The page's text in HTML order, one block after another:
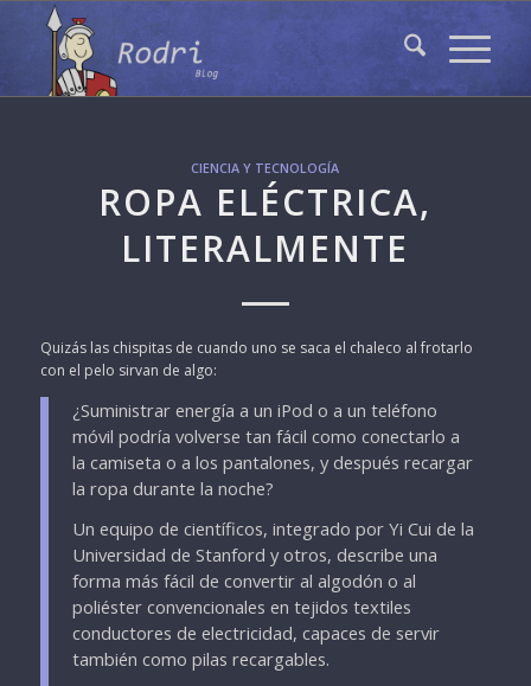
CIENCIA Y TECNOLOGÍA
ROPA ELÉCTRICA,
LITERALMENTE
Quizás las chispitas de cuando uno se saca el chaleco al frotarlo
con el pelo sirvan de algo:
¿Suministrar energía a un iPod o a un teléfono
móvil podría volverse tan fácil como conectarlo a
la camiseta o a los pantalones, y después recargar
la ropa durante la noche?
Un equipo de científicos, integrado por Yi Cui de la
Universidad de Stanford y otros, describe una
forma más fácil de convertir al algodón o al
poliéster convencionales en tejidos textiles
conductores de electricidad, capaces de servir
también como pilas recargables.